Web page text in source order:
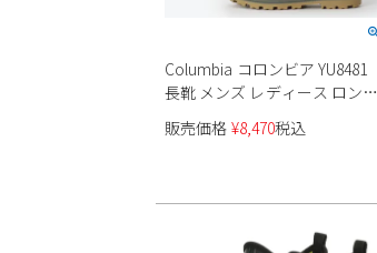
Columbia コロンビア YU8481
長靴 メンズ レディース ロング
レインブーツ アウトドア フェ
ス 防水 軽い 滑らない 雨 雪 キ
販売価格 ¥8,470税込